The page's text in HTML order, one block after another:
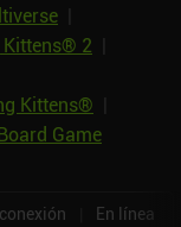
Kittens® 2
Kittens®
Game
En línea